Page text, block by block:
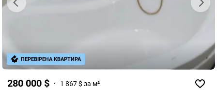
280 000 $ 1 867 $ за м²
ПЕРЕВІРЕНА КВАРТИРА